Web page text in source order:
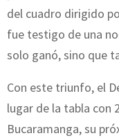
del cuadro dirigido
fue testigo de una
solo ganó, sino que
Con este triunfo, el
lugar de la tabla con
Bucaramanga, su